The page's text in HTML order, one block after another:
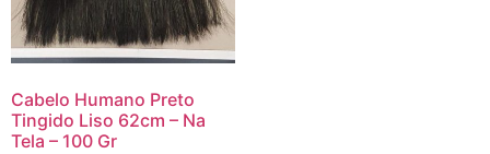
Cabelo Humano Preto
Tingido Liso 62cm – Na
Tela – 100 Gr